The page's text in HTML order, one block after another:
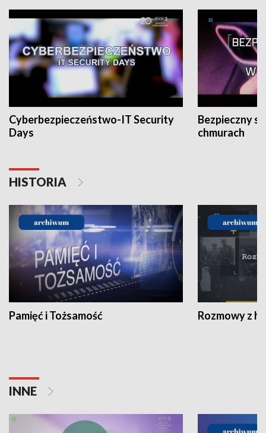
Cyberbezpieczeństwo-IT Security
Days
Bezpieczny
chmurach
HISTORIA
Pamięć i Tożsamość Rozmowy z
INNE